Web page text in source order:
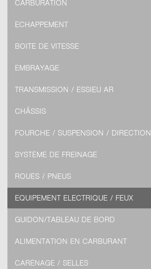
CARBURATION
ECHAPPEMENT
BOITE DE VITESSE
EMBRAYAGE
TRANSMISSION / ESSIEU AR
CHÂSSIS
FOURCHE / SUSPENSION / DIRECTION
SYSTÈME DE FREINAGE
ROUES / PNEUS
EQUIPEMENT ELECTRIQUE / FEUX
GUIDON/TABLEAU DE BORD
ALIMENTATION EN CARBURANT
CARÉNAGE / SELLES